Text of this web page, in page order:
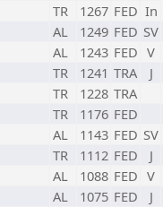
TR 1267 FED In
AL 1249 FED SV
AL 1243 FED V
TR 1241 TRA J
TR 1228 TRA
TR 1176 FED
AL 1143 FED SV
TR 1112 FED J
AL 1088 FED V
AL 1075 FED J